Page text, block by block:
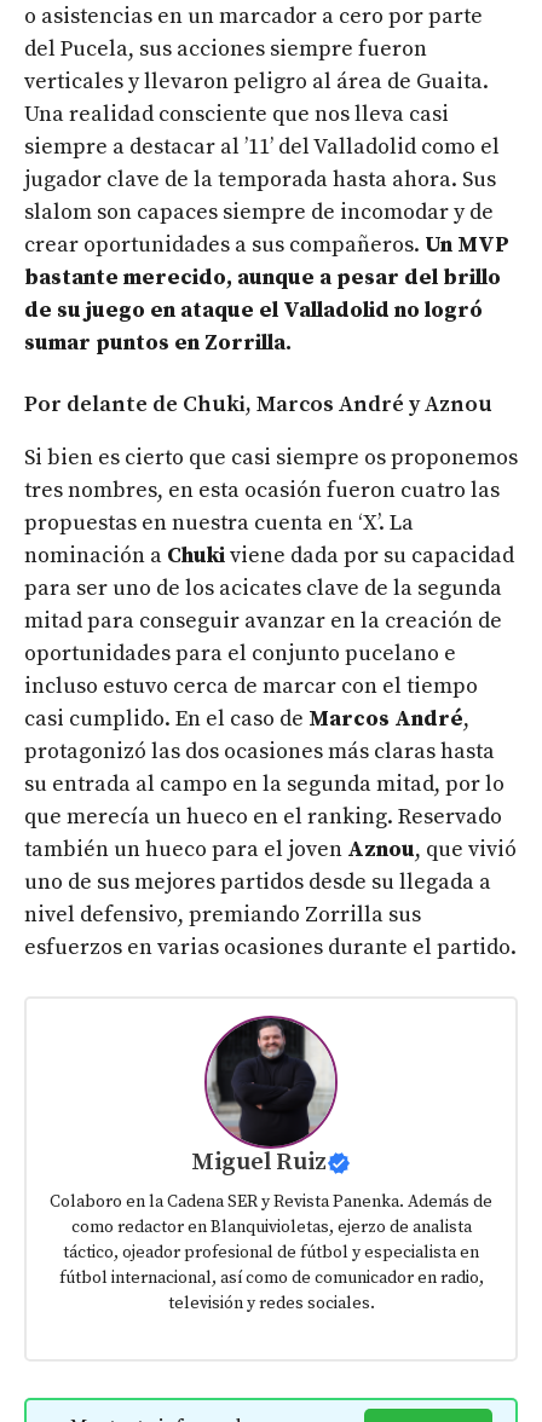
o asistencias en un marcador a cero por parte
del Pucela, sus acciones siempre fueron
verticales y llevaron peligro al área de Guaita.
Una realidad consciente que nos lleva casi
siempre a destacar al ’11’ del Valladolid como el
jugador clave de la temporada hasta ahora. Sus
slalom son capaces siempre de incomodar y de
crear oportunidades a sus compañeros. Un MVP
bastante merecido, aunque a pesar del brillo
de su juego en ataque el Valladolid no logró
sumar puntos en Zorrilla.
Por delante de Chuki, Marcos André y Aznou
Si bien es cierto que casi siempre os proponemos
tres nombres, en esta ocasión fueron cuatro las
propuestas en nuestra cuenta en ‘X’. La
nominación a Chukiviene dada por su capacidad
para ser uno de los acicates clave de la segunda
mitad para conseguir avanzar en la creación de
oportunidades para el conjunto pucelano e
incluso estuvo cerca de marcar con el tiempo
casi cumplido. En el caso de Marcos André,
protagonizó las dos ocasiones más claras hasta
su entrada al campo en la segunda mitad, por lo
que merecía un hueco en el ranking. Reservado
también un hueco para el joven Aznou, que vivió
uno de sus mejores partidos desde su llegada a
nivel defensivo, premiando Zorrilla sus
esfuerzos en varias ocasiones durante el partido.
Miguel Ruiz
Colaboro en la Cadena SER y Revista Panenka. Además de
como redactor en Blanquivioletas, ejerzo de analista
táctico, ojeador profesional de fútbol y especialista en
fútbol internacional, así como de comunicador en radio,
televisión y redes sociales.